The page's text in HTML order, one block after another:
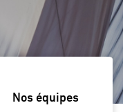
Nos missions
Nos équipes